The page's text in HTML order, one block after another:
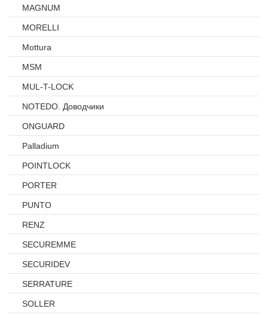
MAGNUM
MORELLI
Mottura
MSM
MUL-T-LOCK
NOTEDO. Доводчики
ONGUARD
Palladium
POINTLOCK
PORTER
PUNTO
RENZ
SECUREMME
SECURIDEV
SERRATURE
SOLLER